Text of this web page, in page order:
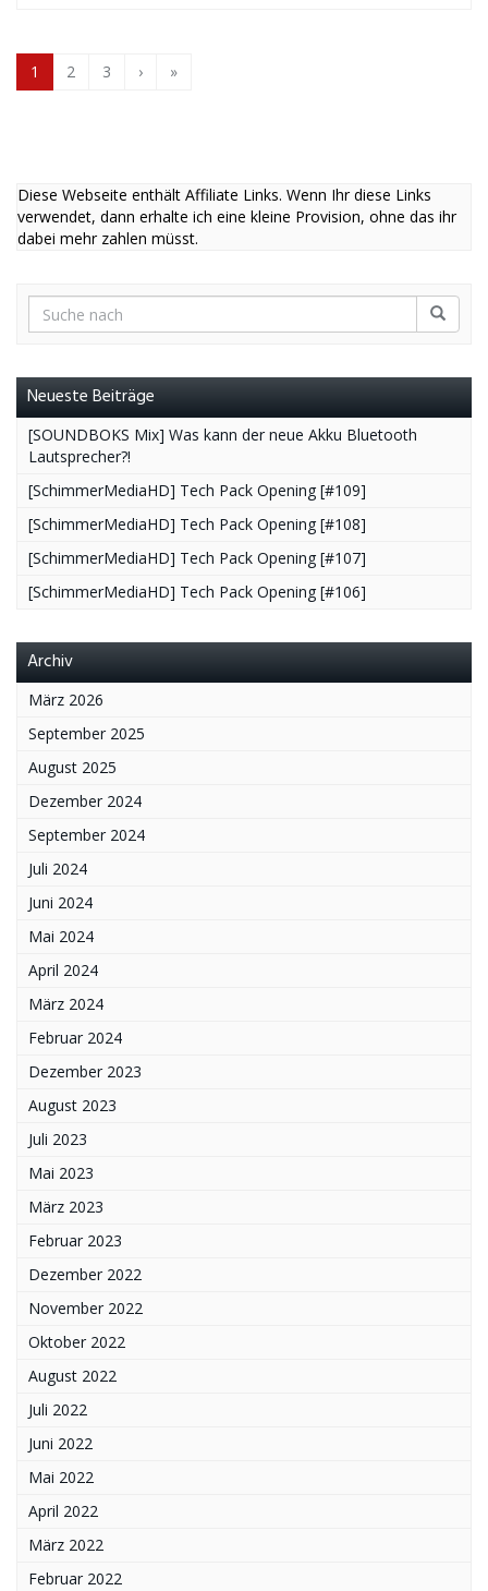
1 2 3 › »
Diese Webseite enthält Affiliate Links. Wenn Ihr diese Links
verwendet, dann erhalte ich eine kleine Provision, ohne das ihr
dabei mehr zahlen müsst.
Neueste Beiträge
[SOUNDBOKS Mix] Was kann der neue Akku Bluetooth
Lautsprecher?!
[SchimmerMediaHD] Tech Pack Opening [#109]
[SchimmerMediaHD] Tech Pack Opening [#108]
[SchimmerMediaHD] Tech Pack Opening [#107]
[SchimmerMediaHD] Tech Pack Opening [#106]
Archiv
März 2026
September 2025
August 2025
Dezember 2024
September 2024
Juli 2024
Juni 2024
Mai 2024
April 2024
März 2024
Februar 2024
Dezember 2023
August 2023
Juli 2023
Mai 2023
März 2023
Februar 2023
Dezember 2022
November 2022
Oktober 2022
August 2022
Juli 2022
Juni 2022
Mai 2022
April 2022
März 2022
Februar 2022